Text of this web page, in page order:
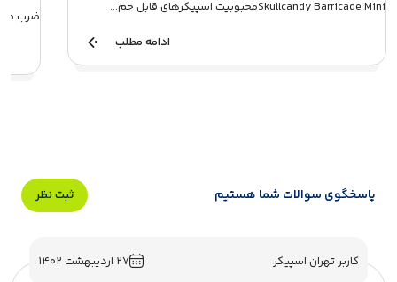
Skullcandy Barricade Miniمحبوبیت اسپیکرهای قابل حم...
ادامه مطلب
ضرب
پاسخگوی سوالات شما هستیم ثبت نظر
کاربر تهران اسپیکر ۲۷ اردیبهشت ۱۴۰۲